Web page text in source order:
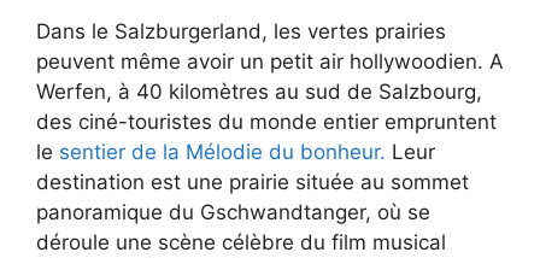
Dans le Salzburgerland, les vertes prairies
peuvent même avoir un petit air hollywoodien. A
Werfen, à 40 kilomètres au sud de Salzbourg,
des ciné-touristes du monde entier empruntent
le sentier de la Mélodie du bonheur. Leur
destination est une prairie située au sommet
panoramique du Gschwandtanger, où se
déroule une scène célèbre du film musical